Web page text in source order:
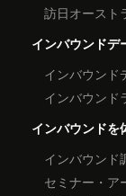
訪日オースト
インバウンドデ
インバウンド
インバウンド
インバウンドを
インバウンド
セミナー・ア